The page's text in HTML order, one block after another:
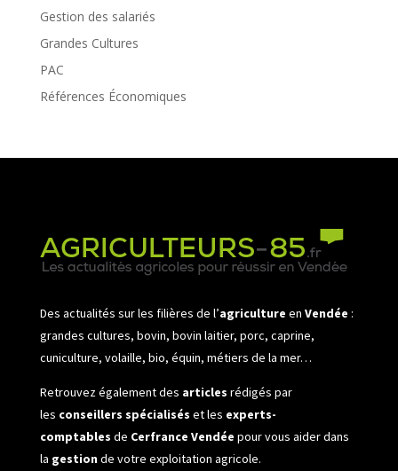
Gestion des salariés
Grandes Cultures
PAC
Références Économiques
Des actualités sur les filières de l’agriculture en Vendée :
grandes cultures, bovin, bovin laitier, porc, caprine,
cuniculture, volaille, bio, équin, métiers de la mer…
Retrouvez également des articles rédigés par
les conseillers spécialisés et les experts-
comptables de Cerfrance Vendée pour vous aider dans
la gestionde votre exploitation agricole.